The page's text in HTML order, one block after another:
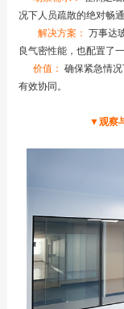
况下人员疏散的绝对畅通
解决方案： 万事达
良气密性能，也配置了
价值： 确保紧急情
有效协同。
▼观察